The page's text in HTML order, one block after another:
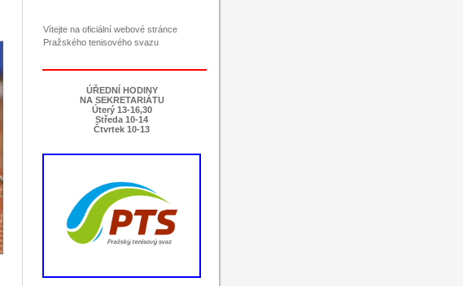
Vítejte na oficiální webové stránce
Pražského tenisového svazu
ÚŘEDNÍ HODINY
NA SEKRETARIÁTU
Úterý 13-16,30
Středa 10-14
Čtvrtek 10-13